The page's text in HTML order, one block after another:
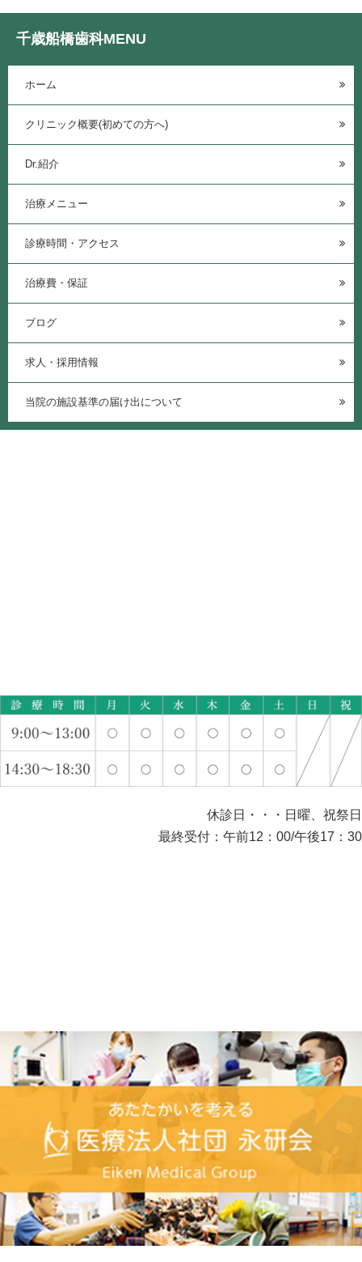
千歳船橋歯科MENU
ホーム
クリニック概要(初めての方へ)
Dr.紹介
治療メニュー
診療時間・アクセス
治療費・保証
ブログ
求人・採用情報
当院の施設基準の届け出について
休診日・・・日曜、祝祭日
最終受付：午前12：00/午後17：30